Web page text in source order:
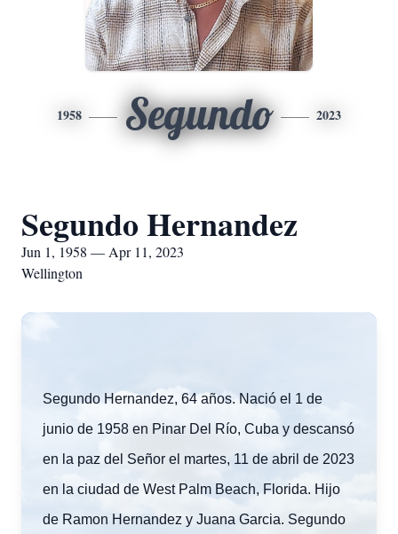
1958 Segundo 2023
Segundo Hernandez
Jun 1, 1958 — Apr 11, 2023
Wellington
Segundo Hernandez, 64 años. Nació el 1 de
junio de 1958 en Pinar Del Río, Cuba y descansó
en la paz del Señor el martes, 11 de abril de 2023
en la ciudad de West Palm Beach, Florida. Hijo
de Ramon Hernandez y Juana Garcia. Segundo